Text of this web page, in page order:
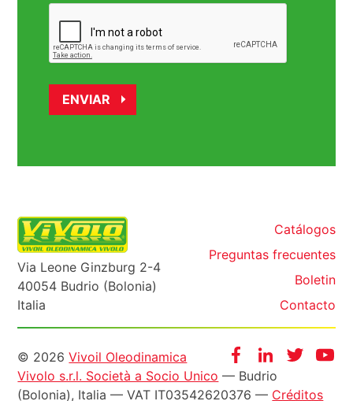
Via Leone Ginzburg 2-4
40054 Budrio (Bolonia)
Italia
Catálogos
Preguntas frecuentes
Boletin
Contacto
FacebookInstagram
Twitter
Informazioni
legali
© 2026Vivoil Oleodinamica
Vivolo s.r.l. Società a Socio Unico — Budrio
(Bolonia), Italia — VAT IT03542620376 — Créditos